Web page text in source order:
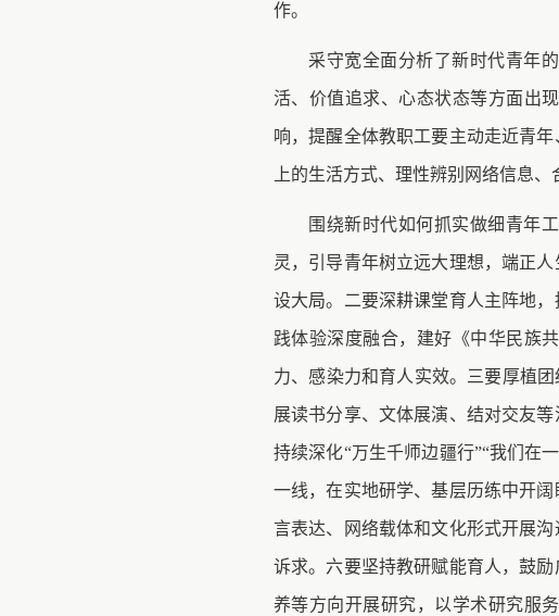
作。
采守宽全面分析了新时代青年
活、价值追求、心态状态等方面出
响，提醒全体教职工要主动走近青
上的生活方式、理性辨别网络信息、
围绕新时代如何抓实做细青年
灵，引导青年树立远大理想，端正
设大局。二要深耕课堂育人主阵地
践体验深度融合，建好《中华民族
力、感染力和育人实效。三要厚植
展读书分享、文体展演、结对交友
持续深化“万生千师边疆行”“我们在
一线，在实地研学、基层历练中开
言表达、网络载体和文化形式开展
诉求。六要坚持教研赋能育人，鼓
养等方向开展研究，以学术研究服